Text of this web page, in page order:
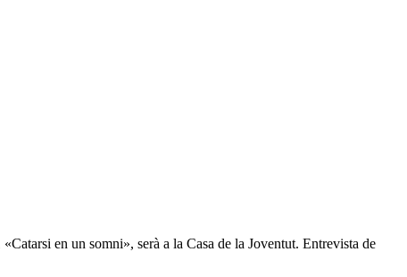
en un somni», serà a la Casa de la Joventut. Entrevista de